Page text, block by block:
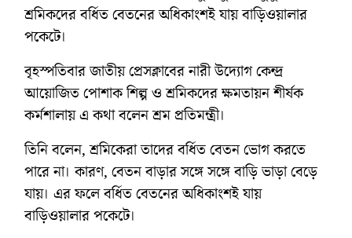
শ্রমিকদের বর্ধিত বেতনের অধিকাংশই যায় বাড়িওয়ালার
পকেটে।
বৃহস্পতিবার জাতীয় প্রেসক্লাবের নারী উদ্যোগ কেন্দ্র
আয়োজিত পোশাক শিল্প ও শ্রমিকদের ক্ষমতায়ন শীর্ষক
কর্মশালায় এ কথা বলেন শ্রম প্রতিমন্ত্রী।
তিনি বলেন, শ্রমিকেরা তাদের বর্ধিত বেতন ভোগ করতে
পারে না। কারণ, বেতন বাড়ার সঙ্গে সঙ্গে বাড়ি ভাড়া বেড়ে
যায়। এর ফলে বর্ধিত বেতনের অধিকাংশই যায়
বাড়িওয়ালার পকেটে।